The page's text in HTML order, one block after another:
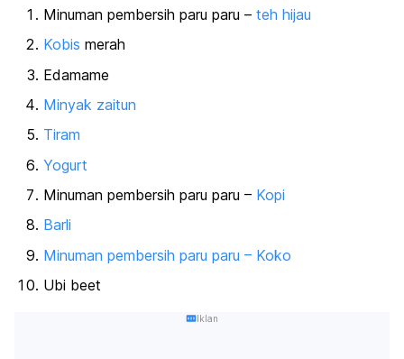
Minuman pembersih paru paru – teh hijau
Kobis merah
Edamame
Minyak zaitun
Tiram
Yogurt
Minuman pembersih paru paru – Kopi
Barli
Minuman pembersih paru paru – Koko
Ubi beet
Iklan